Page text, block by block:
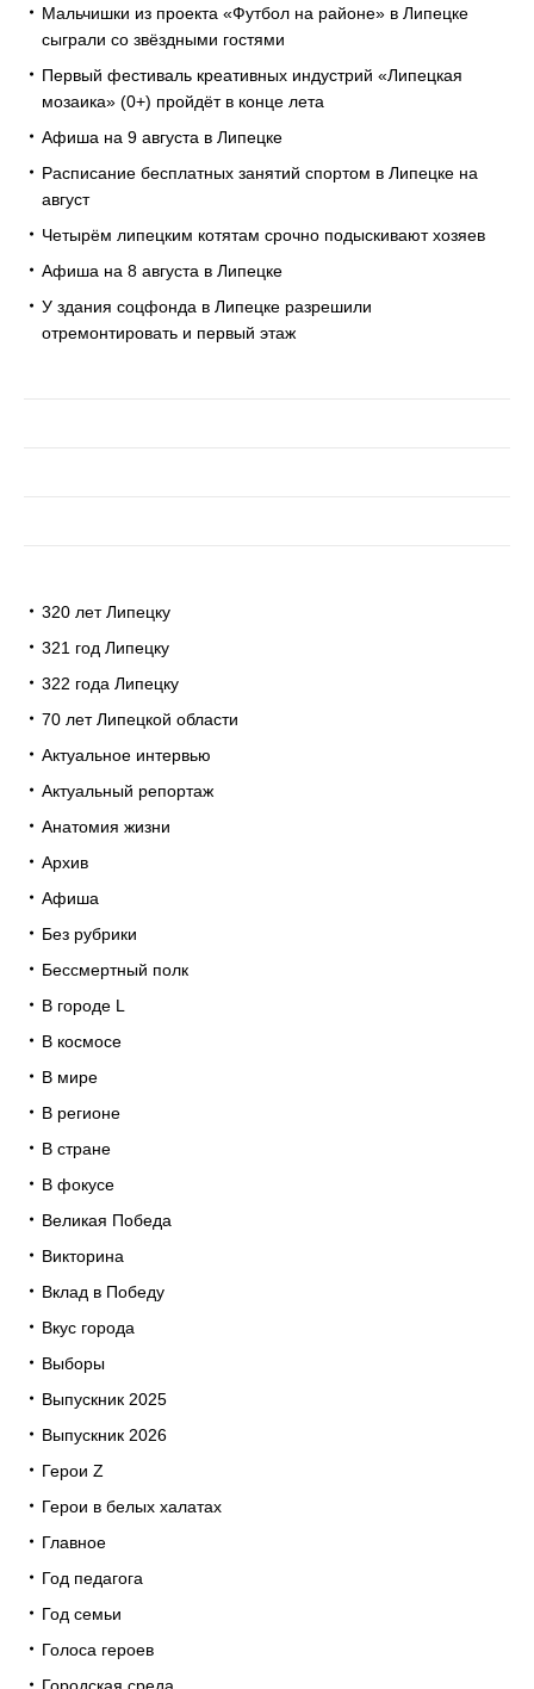
Мальчишки из проекта «Футбол на районе» в Липецке
сыграли со звёздными гостями
Первый фестиваль креативных индустрий «Липецкая
мозаика» (0+) пройдёт в конце лета
Афиша на 9 августа в Липецке
Расписание бесплатных занятий спортом в Липецке на
август
Четырём липецким котятам срочно подыскивают хозяев
Афиша на 8 августа в Липецке
У здания соцфонда в Липецке разрешили
отремонтировать и первый этаж
320 лет Липецку
321 год Липецку
322 года Липецку
70 лет Липецкой области
Актуальное интервью
Актуальный репортаж
Анатомия жизни
Архив
Афиша
Без рубрики
Бессмертный полк
В городе L
В космосе
В мире
В регионе
В стране
В фокусе
Великая Победа
Викторина
Вклад в Победу
Вкус города
Выборы
Выпускник 2025
Выпускник 2026
Герои Z
Герои в белых халатах
Главное
Год педагога
Год семьи
Голоса героев